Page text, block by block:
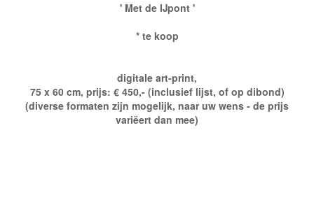
' Met de IJpont '
* te koop
digitale art-print,
75 x 60 cm, prijs: € 450,- (inclusief lijst, of op dibond)
(diverse formaten zijn mogelijk, naar uw wens - de prijs
variëert dan mee)